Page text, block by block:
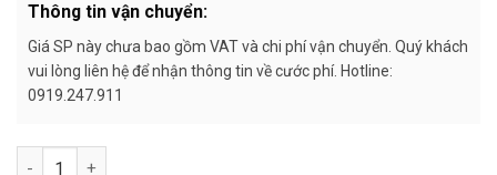
Thông tin vận chuyển:
Giá SP này chưa bao gồm VAT và chi phí vận chuyển. Quý khách
vui lòng liên hệ để nhận thông tin về cước phí. Hotline:
0919.247.911
Số lượng